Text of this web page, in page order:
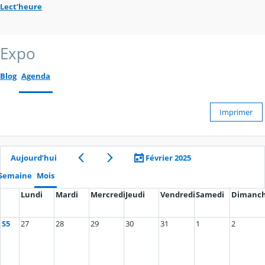
Lect’heure
Expo
Blog Agenda
Imprimer
Aujourd’hui
Février 2025
Mois
Lundi
Mardi MercrediJeudi VendrediSamedi
S5 27 28 29 30 31 1 2